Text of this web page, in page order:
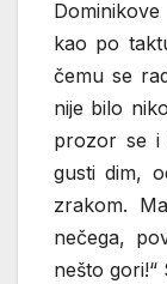
kao po
čemu se
nije bilo
prozor se i
gusti dim,
zrakom.
nečega,
nešto